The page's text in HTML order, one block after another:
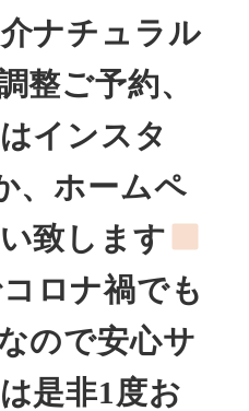
ナチュラル
整ご予約、
インスタ
、ホームペ
致します
ロナ禍でも
ので安心サ
是非1度お